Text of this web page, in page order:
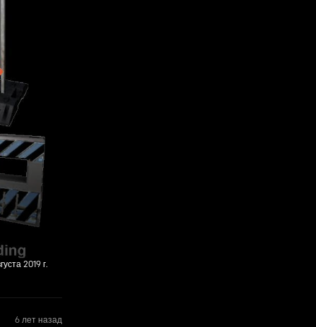
2019 г.
6 лет назад